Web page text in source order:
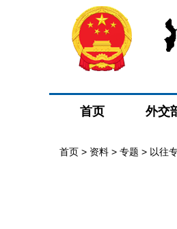
首页 外交
首页 > 资料 > 专题 > 以往